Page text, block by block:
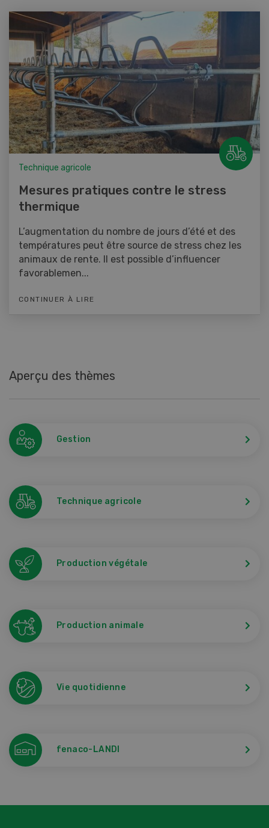
Technique agricole
Mesures pratiques contre le stress
thermique
L’augmentation du nombre de jours d’été et des
températures peut être source de stress chez les
animaux de rente. Il est possible d’influencer
favorablemen...
CONTINUER À LIRE
Aperçu des thèmes
Gestion
Technique agricole
Production végétale
Production animale
Vie quotidienne
fenaco-LANDI